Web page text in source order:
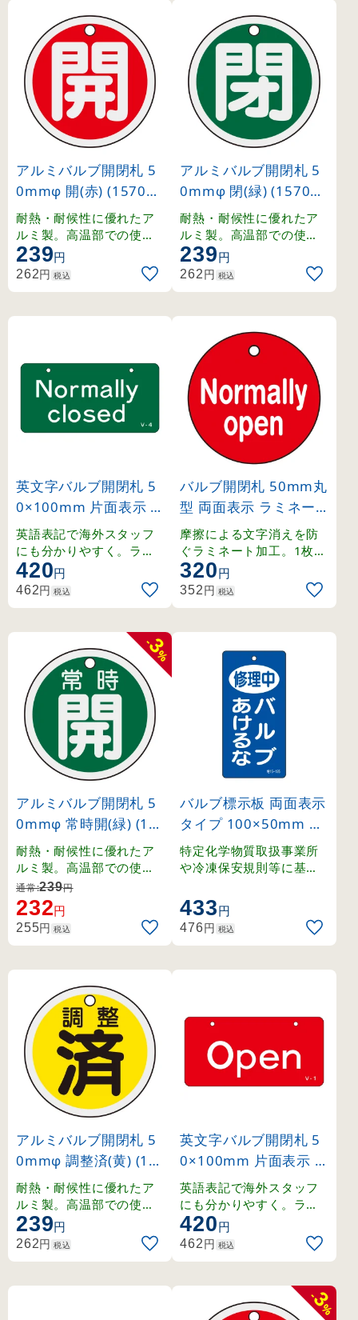
アルミバルブ開閉札 5
0mmφ 開(赤) (157011
)
耐熱・耐候性に優れたア
ルミ製。高温部での使用
にも適したバルブ表示札
。
239円
262円 税込
アルミバルブ開閉札 5
0mmφ 閉(緑) (157022
)
耐熱・耐候性に優れたア
ルミ製。高温部での使用
にも適したバルブ表示札
。
239円
262円 税込
英文字バルブ開閉札 5
0×100mm 片面表示 N
ormally closed(緑) (16
8004)
英語表記で海外スタッフ
にも分かりやすく。ラミ
ネート加工の硬質塩ビ製
。
420円
462円 税込
バルブ開閉札 50mm丸
型 両面表示 ラミネー
ト加工 赤（Normally
open） (151120)
摩擦による文字消えを防
ぐラミネート加工。1枚か
ら購入可能な50mm丸型
の両面表示札。
320円
352円 税込
-
3
%
アルミバルブ開閉札 5
0mmφ 常時開(緑) (15
7032)
耐熱・耐候性に優れたア
ルミ製。高温部での使用
にも適したバルブ表示札
。
通常:239円
232円
255円 税込
バルブ標示板 両面表示
タイプ 100×50mm 修
理中 バルブあけるな (
166028)
特定化学物質取扱事業所
や冷凍保安規則等に基づ
に最適な標示板です。
433円
476円 税込
アルミバルブ開閉札 5
0mmφ 調整済(黄) (15
7090)
耐熱・耐候性に優れたア
ルミ製。高温部での使用
にも適したバルブ表示札
。
239円
262円 税込
英文字バルブ開閉札 5
0×100mm 片面表示 O
pen(赤) (168001)
英語表記で海外スタッフ
にも分かりやすく。ラミ
ネート加工の硬質塩ビ製
。
420円
462円 税込
-
3
%